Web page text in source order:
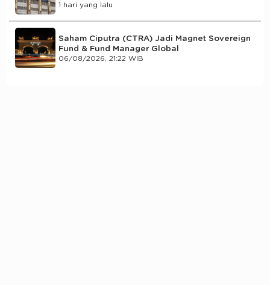
1 hari yang lalu
Saham Ciputra (CTRA) Jadi Magnet Sovereign
Fund & Fund Manager Global
06/08/2026, 21:22 WIB